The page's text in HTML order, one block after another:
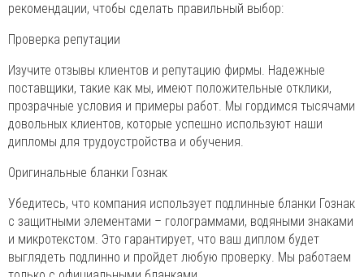
рекомендации, чтобы сделать правильный выбор:
Проверка репутации
Изучите отзывы клиентов и репутацию фирмы. Надежные
поставщики, такие как мы, имеют положительные отклики,
прозрачные условия и примеры работ. Мы гордимся тысячами
довольных клиентов, которые успешно используют наши
дипломы для трудоустройства и обучения.
Оригинальные бланки Гознак
Убедитесь, что компания использует подлинные бланки Гознак
с защитными элементами – голограммами, водяными знаками
и микротекстом. Это гарантирует, что ваш диплом будет
выглядеть подлинно и пройдет любую проверку. Мы работаем